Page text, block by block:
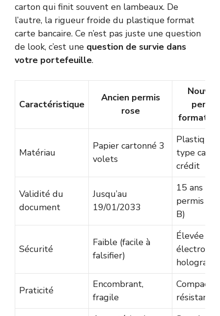
carton qui finit souvent en lambeaux. De
l’autre, la rigueur froide du plastique format
carte bancaire. Ce n’est pas juste une question
de look, c’est une question de survie dans
votre portefeuille.
Caractéristique
Ancien permis
rose
permis
format
Matériau
Papier cartonné 3
volets
Plastique
type
crédit
Validité du
document
Jusqu’au
19/01/2033
15 ans
permis A
B)
Sécurité
Faible (facile à
falsifier)
Élevée
Praticité
Encombrant,
fragile
Compact,
résistant